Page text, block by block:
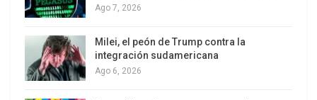
nacionales y “no sólo lo creado en años
El ministro adelantó que se encuentran en la recta
final las negociaciones sobre la adquisición por
Ago 7, 2026
Milei, el peón de Trump contra la
integración sudamericana
Ago 6, 2026